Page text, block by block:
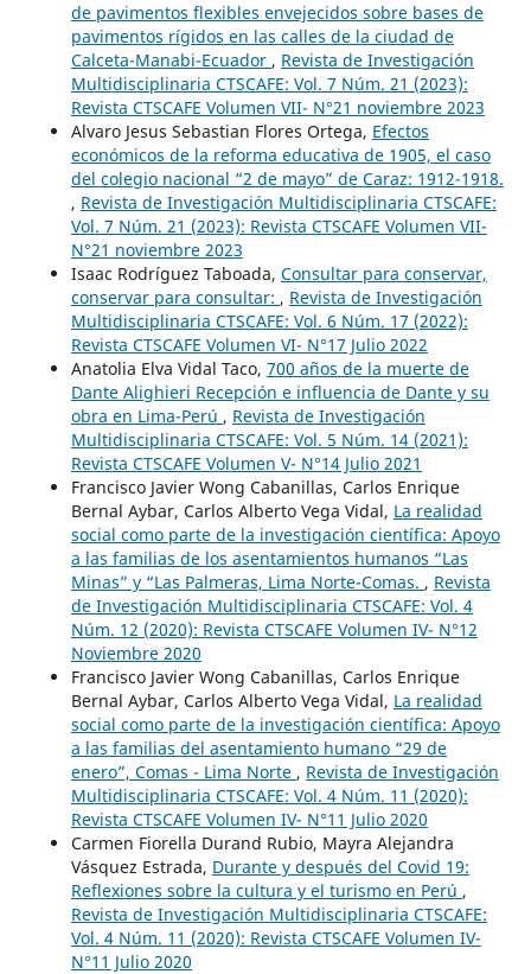
de pavimentos flexibles envejecidos sobre bases de
pavimentos rígidos en las calles de la ciudad de
Calceta-Manabi-Ecuador , Revista de Investigación
Multidisciplinaria CTSCAFE: Vol. 7 Núm. 21 (2023):
Revista CTSCAFE Volumen VII- N°21 noviembre 2023
Alvaro Jesus Sebastian Flores Ortega, Efectos
económicos de la reforma educativa de 1905, el caso
del colegio nacional “2 de mayo” de Caraz: 1912-1918.
, Revista de Investigación Multidisciplinaria CTSCAFE:
Vol. 7 Núm. 21 (2023): Revista CTSCAFE Volumen VII-
N°21 noviembre 2023
Isaac Rodríguez Taboada, Consultar para conservar,
conservar para consultar: , Revista de Investigación
Multidisciplinaria CTSCAFE: Vol. 6 Núm. 17 (2022):
Revista CTSCAFE Volumen VI- N°17 Julio 2022
Anatolia Elva Vidal Taco, 700 años de la muerte de
Dante Alighieri Recepción e influencia de Dante y su
obra en Lima-Perú , Revista de Investigación
Multidisciplinaria CTSCAFE: Vol. 5 Núm. 14 (2021):
Revista CTSCAFE Volumen V- N°14 Julio 2021
Francisco Javier Wong Cabanillas, Carlos Enrique
Bernal Aybar, Carlos Alberto Vega Vidal, La realidad
social como parte de la investigación científica: Apoyo
a las familias de los asentamientos humanos “Las
Minas” y “Las Palmeras, Lima Norte-Comas. , Revista
de Investigación Multidisciplinaria CTSCAFE: Vol. 4
Núm. 12 (2020): Revista CTSCAFE Volumen IV- N°12
Noviembre 2020
Francisco Javier Wong Cabanillas, Carlos Enrique
Bernal Aybar, Carlos Alberto Vega Vidal, La realidad
social como parte de la investigación científica: Apoyo
a las familias del asentamiento humano “29 de
enero”, Comas - Lima Norte , Revista de Investigación
Multidisciplinaria CTSCAFE: Vol. 4 Núm. 11 (2020):
Revista CTSCAFE Volumen IV- N°11 Julio 2020
Carmen Fiorella Durand Rubio, Mayra Alejandra
Vásquez Estrada, Durante y después del Covid 19:
Reflexiones sobre la cultura y el turismo en Perú ,
Revista de Investigación Multidisciplinaria CTSCAFE:
Vol. 4 Núm. 11 (2020): Revista CTSCAFE Volumen IV-
N°11 Julio 2020